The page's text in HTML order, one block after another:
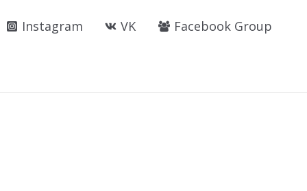
Instagram VK Facebook Group